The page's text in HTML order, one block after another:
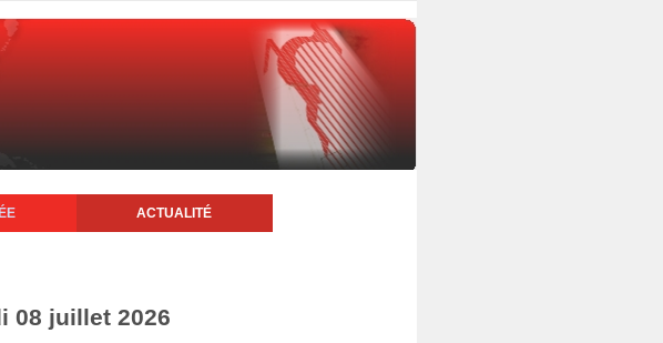
ACTUALITÉ
08 juillet 2026